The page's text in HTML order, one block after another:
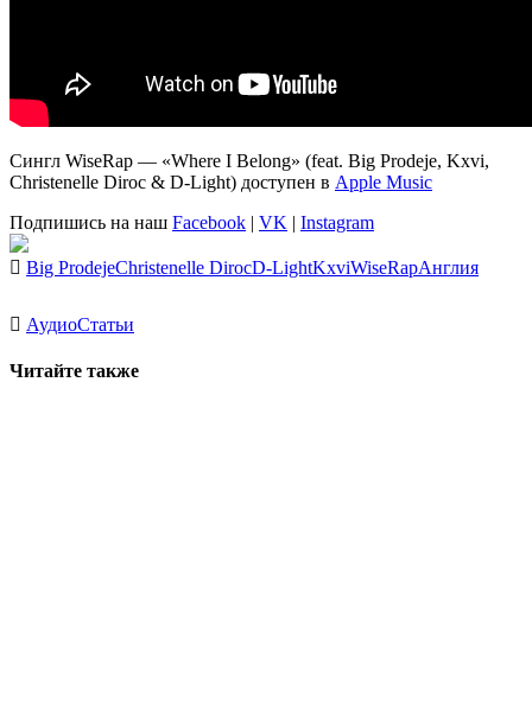
Сингл WiseRap — «Where I Belong» (feat. Big Prodeje, Kxvi,
Christenelle Diroc & D-Light) доступен в Apple Music
Подпишись на наш Facebook | VK | Instagram
Big ProdejeChristenelle DirocD-LightKxviWiseRapАнглия
АудиоСтатьи
Читайте также